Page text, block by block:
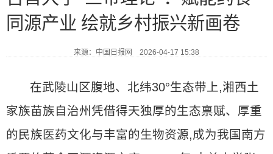
同源产业 绘就乡村振兴新画卷
来源：中国日报网 2026-04-17 15:38
在武陵山区腹地、北纬30°生态带上,湘西土
家族苗族自治州凭借得天独厚的生态禀赋、厚重
的民族医药文化与丰富的生物资源,成为我国南方